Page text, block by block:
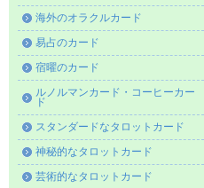
海外のオラクルカード
易占のカード
宿曜のカード
ルノルマンカード・コーヒーカー
ド
スタンダードなタロットカード
神秘的なタロットカード
芸術的なタロットカード